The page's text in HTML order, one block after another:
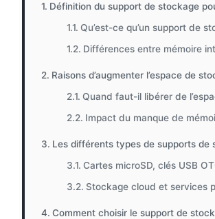
Définition du support de stockage
Qu’est-ce qu’un support de
Différences entre mémoire
Raisons d’augmenter l’espace de
Quand faut-il libérer de
Impact du manque de
Les différents types de supports de
Cartes microSD, clés USB
Stockage cloud et services
Comment choisir le support de